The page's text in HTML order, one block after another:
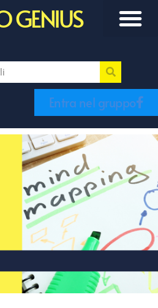
GENIUS
Entra nel gruppo